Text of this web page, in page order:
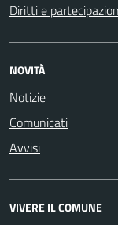
Diritti e
NOVITÀ
Notizie
Comunicati
Avvisi
VIVERE IL COMUNE